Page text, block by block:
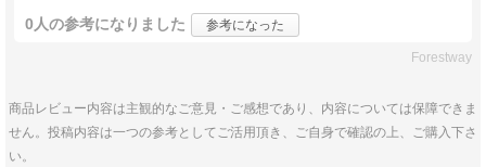
0人の参考になりました 参考になった
Forestway
商品レビュー内容は主観的なご意見・ご感想であり、内容については保障できま
せん。投稿内容は一つの参考としてご活用頂き、ご自身で確認の上、ご購入下さ
い。